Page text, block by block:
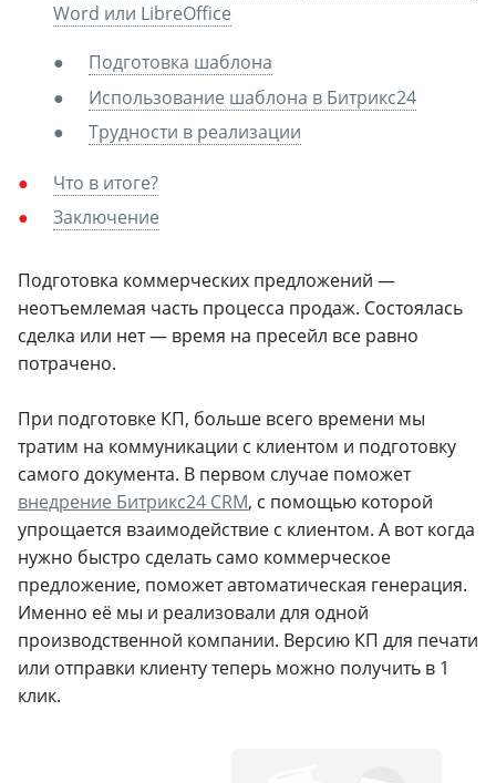
Word или LibreOffice
Подготовка шаблона
Использование шаблона в Битрикс24
Трудности в реализации
Что в итоге?
Заключение
Подготовка коммерческих предложений —
неотъемлемая часть процесса продаж. Состоялась
сделка или нет — время на пресейл все равно
потрачено.
При подготовке КП, больше всего времени мы
тратим на коммуникации с клиентом и подготовку
самого документа. В первом случае поможет
внедрение Битрикс24 CRM, с помощью которой
упрощается взаимодействие с клиентом. А вот когда
нужно быстро сделать само коммерческое
предложение, поможет автоматическая генерация.
Именно её мы и реализовали для одной
производственной компании. Версию КП для печати
или отправки клиенту теперь можно получить в 1
клик.